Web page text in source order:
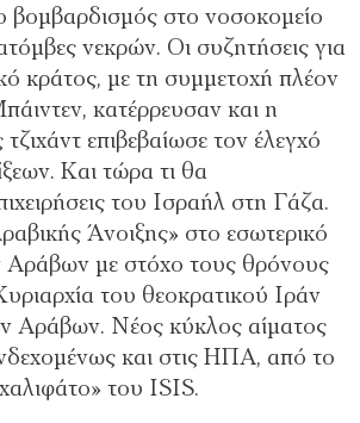
βομβαρδισμός στο νοσοκομείο
νεκρών. Οι συζητήσεις για
κράτος, με τη συμμετοχή πλέον
κατέρρευσαν και η
επιβεβαίωσε τον έλεγχό
Και τώρα τι θα
του Ισραήλ στη Γάζα.
Άνοιξης» στο εσωτερικό
με στόχο τους θρόνους
του θεοκρατικού Ιράν
Αράβων. Νέος κύκλος αίματος
και στις ΗΠΑ, από το
του ISIS.